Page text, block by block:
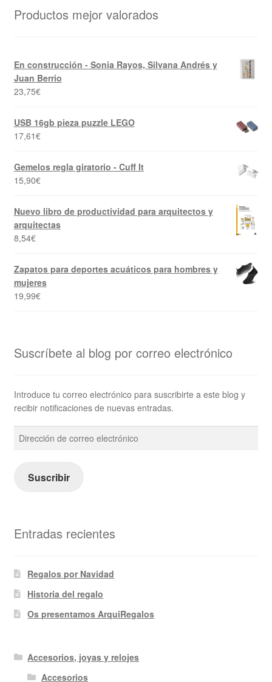
Productos mejor valorados
En construcción - Sonia Rayos, Silvana Andrés y
Juan Berrio
23,75€
USB 16gb pieza puzzle LEGO
17,61€
Gemelos regla giratorio - Cuff It
15,90€
Nuevo libro de productividad para arquitectos y
arquitectas
8,54€
Zapatos para deportes acuáticos para hombres y
mujeres
19,99€
Suscríbete al blog por correo electrónico
Introduce tu correo electrónico para suscribirte a este blog y
recibir notificaciones de nuevas entradas.
Dirección
de
electrónico
Suscribir
Entradas recientes
Regalos por Navidad
Historia del regalo
Os presentamos ArquiRegalos
Accesorios, joyas y relojes
Accesorios